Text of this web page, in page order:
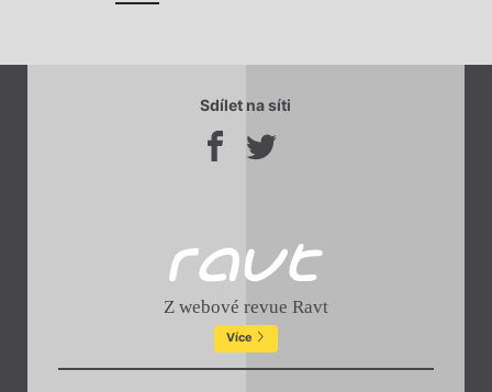
Sdílet na síti
Z webové revue Ravt
Více